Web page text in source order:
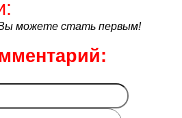
можете стать первым!